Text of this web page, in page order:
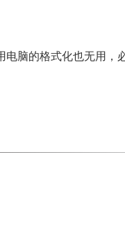
脑的格式化也无用，